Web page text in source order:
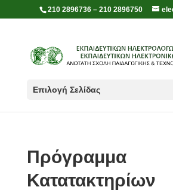
210 2896736 – 210 2896750
Επιλογή Σελίδας
Πρόγραμμα
Κατατακτηρίων